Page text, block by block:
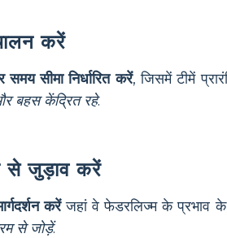
करें
सीमा निर्धारित करें, जिसमें टीमें
बहस केंद्रित रहे.
से जुड़ाव करें
करेंजहां वे फेडरलिज्म के प्रभाव के
से जोड़ें.